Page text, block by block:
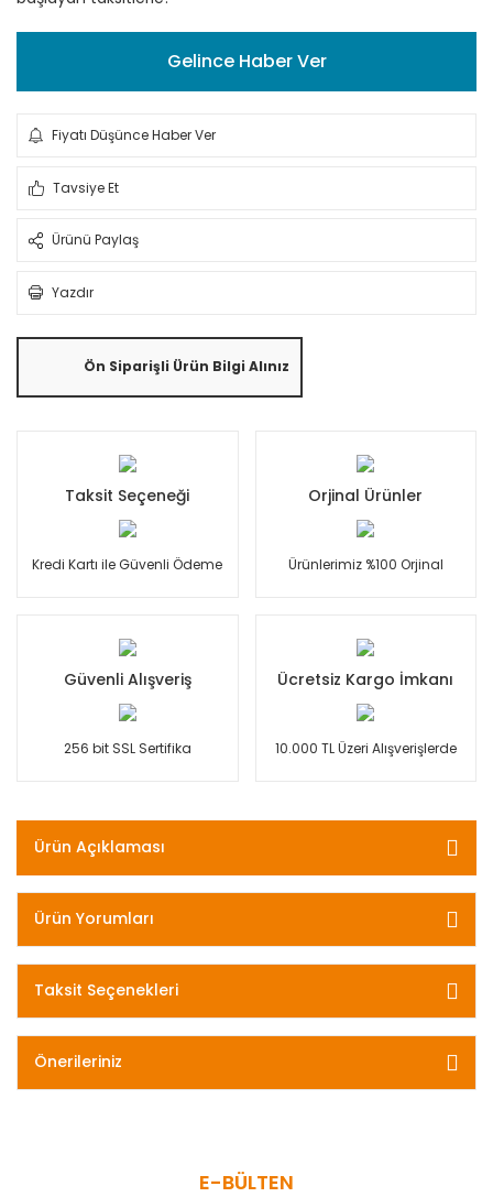
Gelince Haber Ver
Fiyatı Düşünce Haber Ver
Tavsiye Et
Ürünü Paylaş
Yazdır
Ön Siparişli Ürün Bilgi Alınız
Taksit Seçeneği
Kredi Kartı ile Güvenli Ödeme
Orjinal Ürünler
Ürünlerimiz %100 Orjinal
Güvenli Alışveriş
256 bit SSL Sertifika
Ücretsiz Kargo İmkanı
10.000 TL Üzeri Alışverişlerde
Ürün Açıklaması
Ürün Yorumları
Taksit Seçenekleri
Önerileriniz
E-BÜLTEN